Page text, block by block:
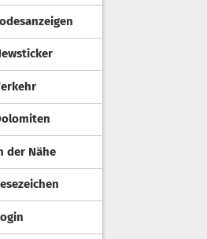
der Nähe